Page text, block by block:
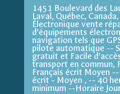
1451 Boulevard des
Laval, Québec,
Électronique vente
d'équipements
navigation tels que
pilote automatique --
gratuit et Facile
transport en commun,
Français écrit Moyen
écrit - Moyen , -- 40
minimum --Horaire